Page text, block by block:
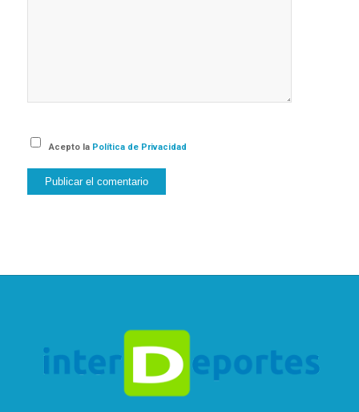
Acepto la Política de Privacidad